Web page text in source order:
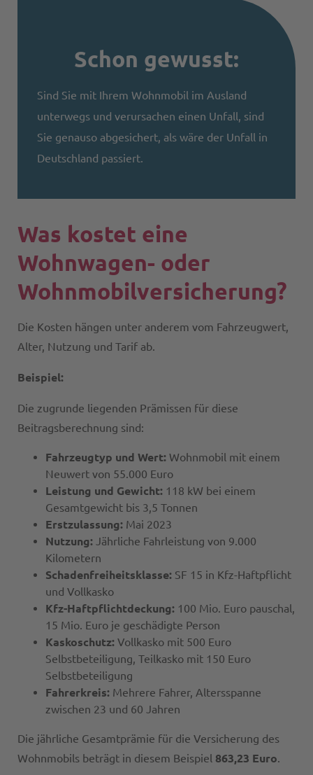
Schon gewusst:
Sind Sie mit Ihrem Wohnmobil im Ausland
unterwegs und verursachen einen Unfall, sind
Sie genauso abgesichert, als wäre der Unfall in
Deutschland passiert.
Was kostet eine
Wohnwagen- oder
Wohnmobilversicherung?
Die Kosten hängen unter anderem vom Fahrzeugwert,
Alter, Nutzung und Tarif ab.
Beispiel:
Die zugrunde liegenden Prämissen für diese
Beitragsberechnung sind:
Fahrzeugtyp und Wert: Wohnmobil mit einem
Neuwert von 55.000 Euro
Leistung und Gewicht: 118 kW bei einem
Gesamtgewicht bis 3,5 Tonnen
Erstzulassung: Mai 2023
Nutzung: Jährliche Fahrleistung von 9.000
Kilometern
Schadenfreiheitsklasse: SF 15 in Kfz-Haftpflicht
und Vollkasko
Kfz-Haftpflichtdeckung: 100 Mio. Euro pauschal,
15 Mio. Euro je geschädigte Person
Kaskoschutz: Vollkasko mit 500 Euro
Selbstbeteiligung, Teilkasko mit 150 Euro
Selbstbeteiligung
Fahrerkreis: Mehrere Fahrer, Altersspanne
zwischen 23 und 60 Jahren
Die jährliche Gesamtprämie für die Versicherung des
Wohnmobils beträgt in diesem Beispiel 863,23 Euro.